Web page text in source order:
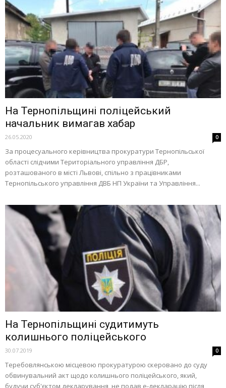
На Тернопільщині поліцейський
начальник вимагав хабар
26.05.2020 0
За процесуального керівництва прокуратури Тернопільської
області слідчими Територіального управління ДБР,
розташованого в місті Львові, спільно з працівниками
Тернопільського управління ДВБ НП України та Управління...
На Тернопільщині судитимуть
колишнього поліцейського
30.07.2019 0
Теребовлянською місцевою прокуратурою скеровано до суду
обвинувальний акт щодо колишнього поліцейського, який,
будучи суб'єктом декларування, не подав е-декларацію після